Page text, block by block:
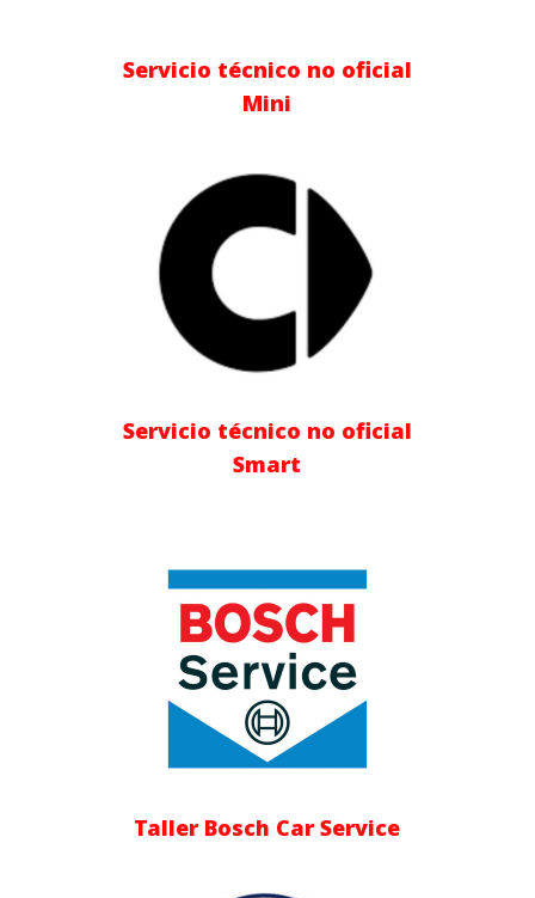
Servicio técnico no oficial
Mini
Servicio técnico no oficial
Smart
Taller Bosch Car Service